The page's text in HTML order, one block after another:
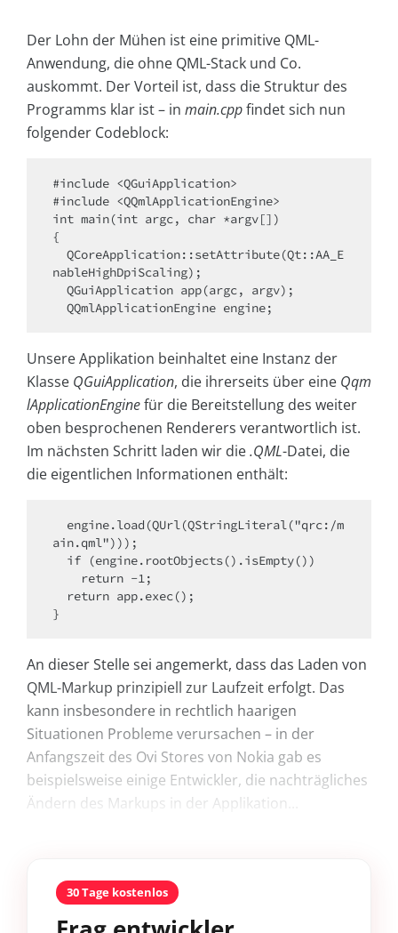
Der Lohn der Mühen ist eine primitive QML-
Anwendung, die ohne QML-Stack und Co.
auskommt. Der Vorteil ist, dass die Struktur des
Programms klar ist – in main.cppfindet sich nun
folgender Codeblock:
#include <QGuiApplication>
#include <QQmlApplicationEngine>
int main(int argc, char *argv[])
{
nableHighDpiScaling);
  QQmlApplicationEngine engine;
Unsere Applikation beinhaltet eine Instanz der
Klasse QGuiApplication, die ihrerseits über eine Qqm
lApplicationEnginefür die Bereitstellung des weiter
oben besprochenen Renderers verantwortlich ist.
Im nächsten Schritt laden wir die.QML-Datei, die
die eigentlichen Informationen enthält:
ain.qml")));
}
An dieser Stelle sei angemerkt, dass das Laden von
QML-Markup prinzipiell zur Laufzeit erfolgt. Das
kann insbesondere in rechtlich haarigen
Situationen Probleme verursachen – in der
Anfangszeit des Ovi Stores von Nokia gab es
beispielsweise einige Entwickler, die nachträgliches
Ändern des Markups in der Applikation...
30 Tage kostenlos